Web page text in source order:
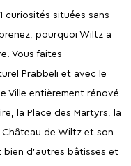
curiosités situées sans
pourquoi Wiltz a
Vous faites
Prabbeli et avec le
Ville entièrement rénové
la Place des Martyrs, la
Château de Wiltz et son
bien d’autres bâtisses et